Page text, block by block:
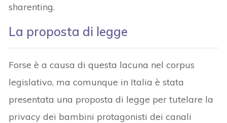
sharenting.
La proposta di legge
Forse è a causa di questa lacuna nel corpus
legislativo, ma comunque in Italia è stata
presentata una proposta di legge per tutelare la
privacy dei bambini protagonisti dei canali